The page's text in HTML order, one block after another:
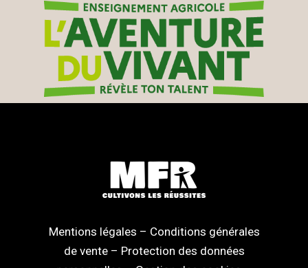
Mentions légales – Conditions générales
de vente– Protection des données